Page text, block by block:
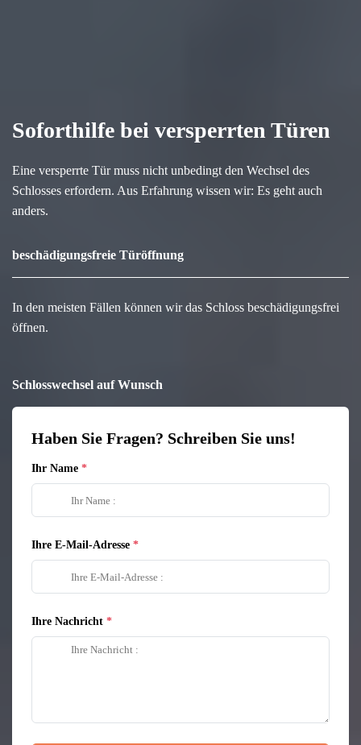
Soforthilfe bei versperrten Türen
Eine versperrte Tür muss nicht unbedingt den Wechsel des
Schlosses erfordern. Aus Erfahrung wissen wir: Es geht auch
anders.
beschädigungsfreie Türöffnung
In den meisten Fällen können wir das Schloss beschädigungsfrei
öffnen.
Schlosswechsel auf Wunsch
Haben Sie Fragen? Schreiben Sie uns!
Ihr Name
Ihre E-Mail-Adresse
Ihre Nachricht